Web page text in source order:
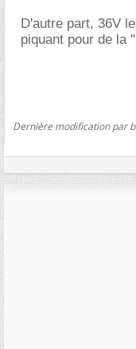
D'autre part, 36V
piquant pour de la
Dernière modification par